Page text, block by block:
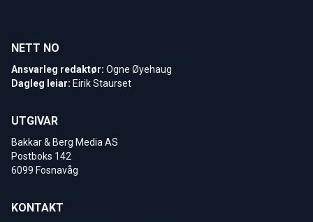
NETT NO
Ansvarleg redaktør: Ogne Øyehaug
Dagleg leiar: Eirik Staurset
UTGIVAR
Bakkar & Berg Media AS
Postboks 142
6099 Fosnavåg
KONTAKT